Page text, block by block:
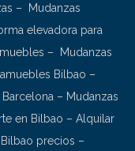
–
Mudanzas
elevadora para
–
Mudanzas
Bilbao –
– Mudanzas
en Bilbao – Alquilar
precios –